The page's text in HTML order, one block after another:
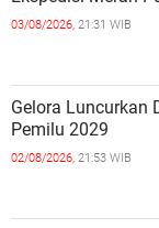
03/08/2026, 21:31 WIB
Gelora Luncurkan
Pemilu 2029
02/08/2026, 21:53 WIB